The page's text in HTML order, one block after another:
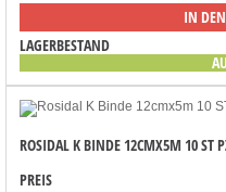
IN
LAGERBESTAND
ROSIDAL K BINDE 12CMX5M 10 ST
PREIS